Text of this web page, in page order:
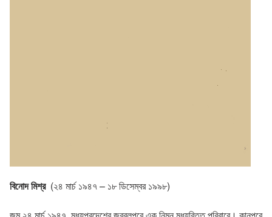
বিনোদ মিশ্র(২৪ মার্চ ১৯৪৭ – ১৮ ডিসেম্বর ১৯৯৮)